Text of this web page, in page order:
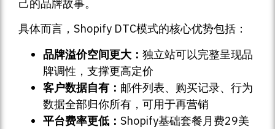
己的品牌故事。
具体而言，Shopify DTC模式的核心优势包括：
品牌溢价空间更大： 独立站可以完整呈现品
牌调性，支撑更高定价
客户数据自有： 邮件列表、购买记录、行为
数据全部归你所有，可用于再营销
平台费率更低： Shopify基础套餐月费29美